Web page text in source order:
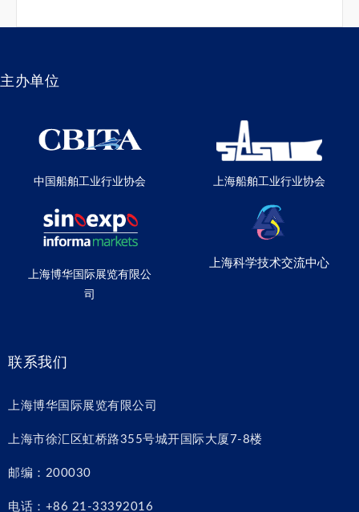
主办单位
中国船舶工业行业协会
上海博华国际展览有限公
司
上海船舶工业行业协会
上海科学技术交流中心
联系我们
上海博华国际展览有限公司
上海市徐汇区虹桥路355号城开国际大厦7-8楼
邮编：200030
电话：+86 21-33392016